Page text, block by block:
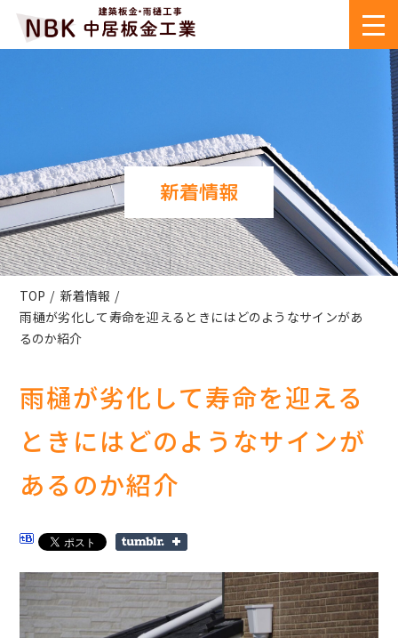
新着情報
TOP
新着情報
雨樋が劣化して寿命を迎えるときにはどのようなサインがあ
るのか紹介
雨樋が劣化して寿命を迎える
ときにはどのようなサインが
あるのか紹介